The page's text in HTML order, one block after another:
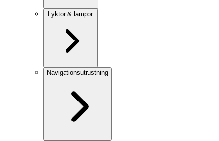
Lyktor & lampor
Navigationsutrustning